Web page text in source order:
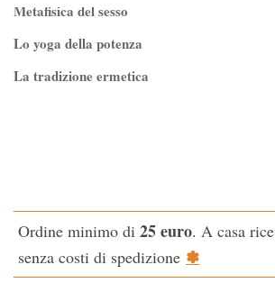
Metafisica del sesso
Lo yoga della potenza
La tradizione ermetica
La Cabala
Il potere del serpente
Ordine minimo di 25 euro. A casa
senza costi di spedizione ✽